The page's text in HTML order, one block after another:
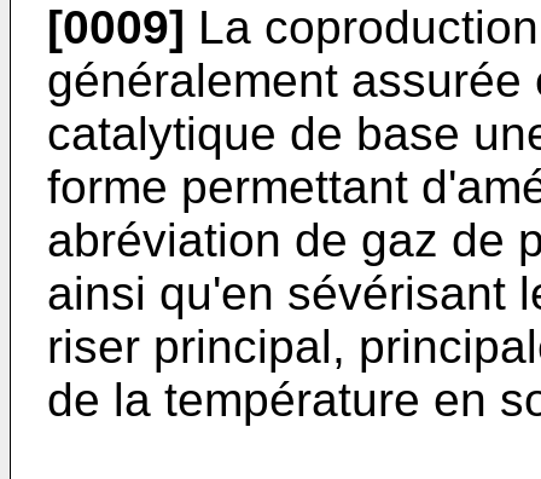
[0009] La
généralement
catalytique de base
forme permettant
abréviation de gaz de
ainsi qu'en sévérisant
riser principal,
de la température en